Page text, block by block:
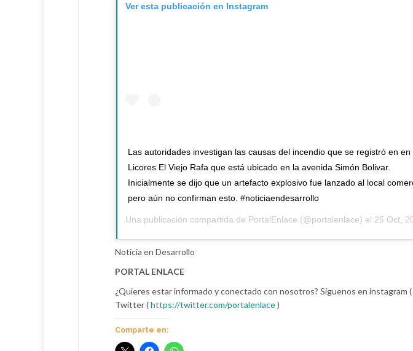
Ver esta publicación en Instagram
Las autoridades investigan las causas del incendio que se registró en en
Licores El Viejo Rafa que está ubicado en la avenida Simón Bolivar.
Inicialmente se dijo que un artefacto explosivo fue lanzado al local
pero aún no confirman esto. #noticiaendesarrollo
Una publicación compartida de PortalEnlace (@portalenlace) el 25 Oct, 2018 a las
Noticia en Desarrollo
PORTAL ENLACE
¿Quieres estar informado y conectado con nosotros? Síguenos en instagram (
Twitter (https://twitter.com/portalenlace)
Comparte en: